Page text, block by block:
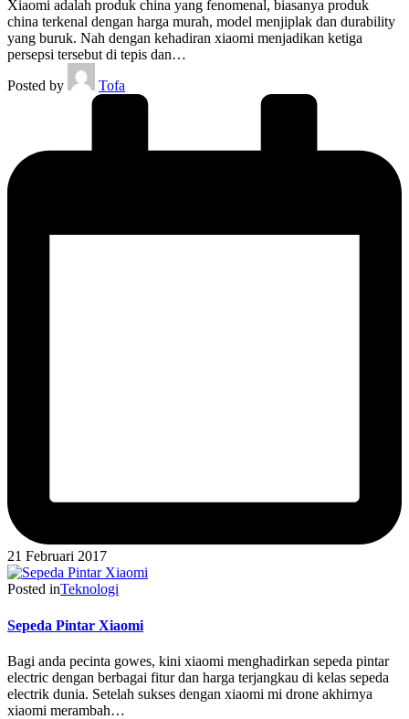
Xiaomi adalah produk china yang fenomenal, biasanya produk
china terkenal dengan harga murah, model menjiplak dan durability
yang buruk. Nah dengan kehadiran xiaomi menjadikan ketiga
persepsi tersebut di tepis dan…
Posted by
Tofa
21 Februari 2017
Posted inTeknologi
Sepeda Pintar Xiaomi
Bagi anda pecinta gowes, kini xiaomi menghadirkan sepeda pintar
electric dengan berbagai fitur dan harga terjangkau di kelas sepeda
electrik dunia. Setelah sukses dengan xiaomi mi drone akhirnya
xiaomi merambah…